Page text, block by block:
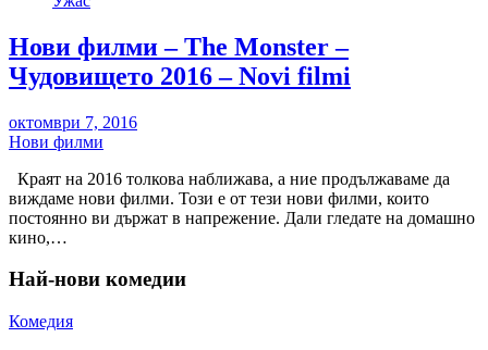
Нови филми – The Monster –
Чудовището 2016 – Novi filmi
октомври 7, 2016
Нови филми
Краят на 2016 толкова наближава, а ние продължаваме да
виждаме нови филми. Този е от тези нови филми, които
постоянно ви държат в напрежение. Дали гледате на домашно
кино,…
Най-нови комедии
Комедия